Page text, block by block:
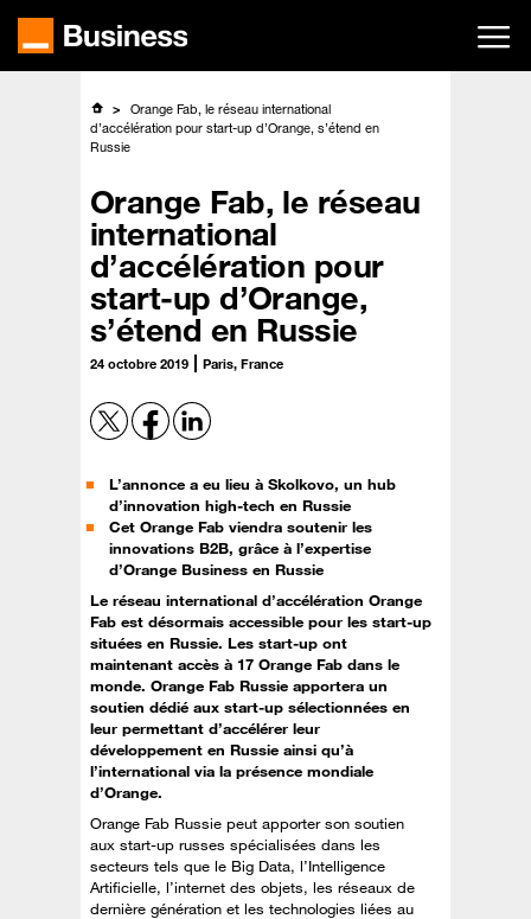
contenu
Orange Fab, le réseau international
d’accélération pour start-up d’Orange, s’étend en
Russie
Orange Fab, le réseau
international
d’accélération pour
start-up d’Orange,
s’étend en Russie
24 octobre 2019 Paris, France
L’annonce a eu lieu à Skolkovo, un hub
d’innovation high-tech en Russie
Cet Orange Fab viendra soutenir les
innovations B2B, grâce à l’expertise
d’Orange Business en Russie
Le réseau international d’accélération Orange
Fab est désormais accessible pour les start-up
situées en Russie. Les start-up ont
maintenant accès à 17 Orange Fab dans le
monde. Orange Fab Russie apportera un
soutien dédié aux start-up sélectionnées en
leur permettant d’accélérer leur
développement en Russie ainsi qu’à
l’international via la présence mondiale
d’Orange.
Orange Fab Russie peut apporter son soutien
aux start-up russes spécialisées dans les
secteurs tels que le Big Data, l’Intelligence
Artificielle, l’internet des objets, les réseaux de
dernière génération et les technologies liées au